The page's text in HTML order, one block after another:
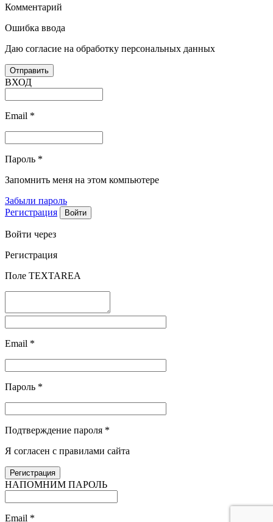
Комментарий
Ошибка ввода
Даю согласие на обработку персональных данных
ВХОД
Email *
Пароль *
Запомнить меня на этом компьютере
Забыли пароль
Регистрация
Войти через
Регистрация
Поле TEXTAREA
Email *
Пароль *
Подтверждение пароля *
Я согласен с правилами сайта
НАПОМНИМ ПАРОЛЬ
Email *